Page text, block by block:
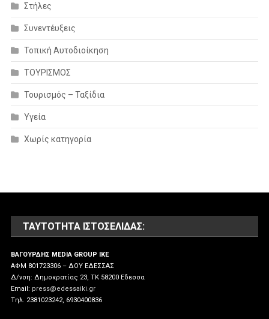
Στήλες
Συνεντέυξεις
Τοπική Αυτοδιοίκηση
ΤΟΥΡΙΣΜΟΣ
Τουρισμός – Ταξίδια
Υγεία
Χωρίς κατηγορία
ΤΑΥΤΌΤΗΤΑ ΙΣΤΟΣΕΛΊΔΑΣ:
ΒΑΓΟΥΡΔΗΣ MEDIA GROUP IKE
ΑΦΜ 801723306 – ΔΟΥ ΕΔΕΣΣΑΣ
Δ/νση: Δημοκρατίας 23, ΤΚ 58200 Εδεσσα
Email: press@edessaiki.gr
Tηλ. 2381023242, 6930400836